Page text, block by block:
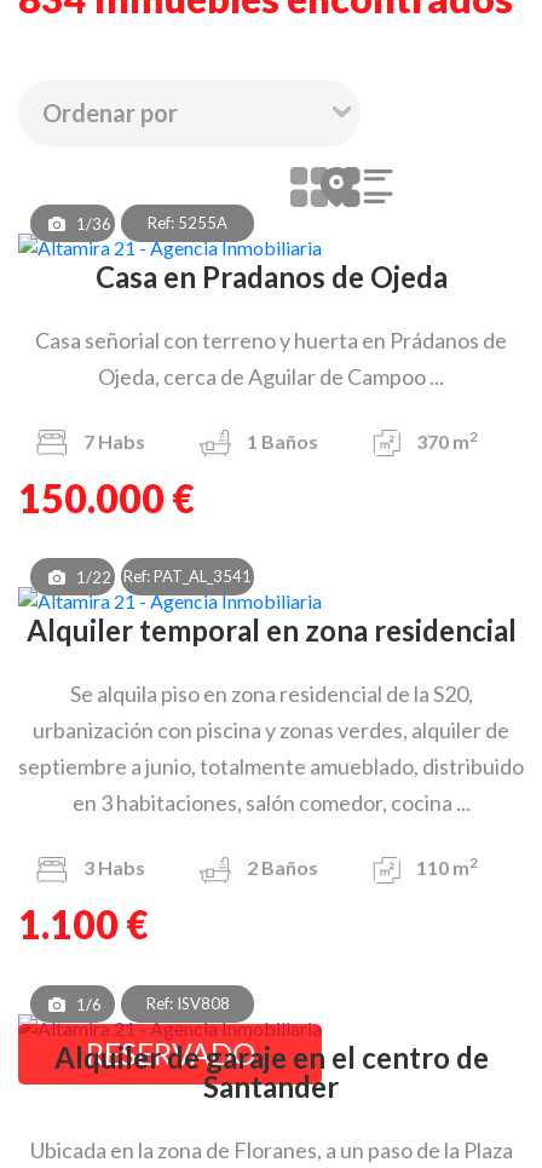
1/36 Ref: 5255A
Casa en Pradanos de Ojeda
Casa señorial con terreno y huerta en Prádanos de
Ojeda, cerca de Aguilar de Campoo ...
7 Habs 1 Baños 370 m2
150.000 €
1/22 Ref: PAT_AL_3541
Alquiler temporal en zona residencial
Se alquila piso en zona residencial de la S20,
urbanización con piscina y zonas verdes, alquiler de
septiembre a junio, totalmente amueblado, distribuido
en 3 habitaciones, salón comedor, cocina ...
3 Habs 2 Baños 110 m2
1.100 €
1/6 Ref: ISV808
RESERVADO
Alquiler de garaje en el centro de
Santander
Ubicada en la zona de Floranes, a un paso de la Plaza